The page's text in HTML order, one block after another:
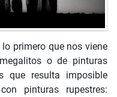
primero que nos viene
o de pinturas
que resulta imposible
pinturas rupestres: